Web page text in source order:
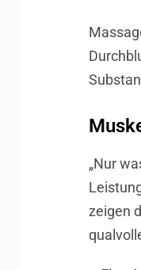
„Nur
zeigen